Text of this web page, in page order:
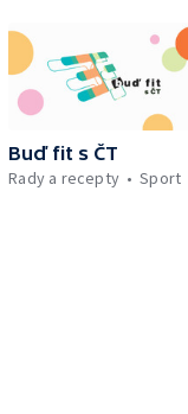
Buď fit s ČT
Rady a recepty
Sport